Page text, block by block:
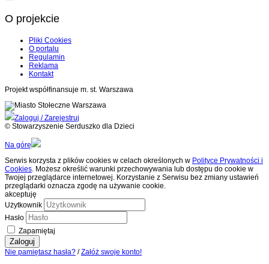
O projekcie
Pliki Cookies
O portalu
Regulamin
Reklama
Kontakt
Projekt współfinansuje m. st. Warszawa
Zaloguj / Zarejestruj
© Stowarzyszenie Serduszko dla Dzieci
Na górę
Serwis korzysta z plików cookies w celach określonych w Polityce Prywatności i
Cookies. Możesz określić warunki przechowywania lub dostępu do cookie w
Twojej przeglądarce internetowej. Korzystanie z Serwisu bez zmiany ustawień
przeglądarki oznacza zgodę na używanie cookie.
akceptuję
Użytkownik
Hasło
Zapamiętaj
Zaloguj
Nie pamiętasz hasła? /Załóż swoje konto!